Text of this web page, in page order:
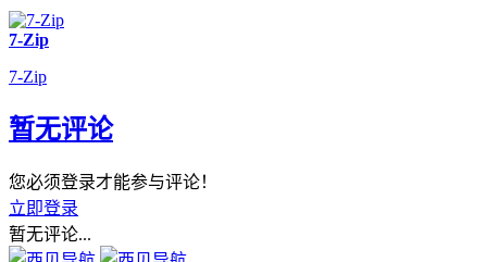
7-Zip
7-Zip
暂无评论
您必须登录才能参与评论！
立即登录
暂无评论...